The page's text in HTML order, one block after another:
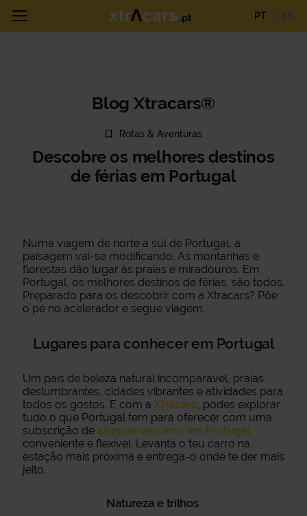
PT
Blog Xtracars®
Rotas & Aventuras
Descobre os melhores destinos
de férias em Portugal
Numa viagem de norte a sul de Portugal, a
paisagem vai-se modificando. As montanhas e
florestas dão lugar às praias e miradouros. Em
Portugal, os melhores destinos de férias, são todos.
Preparado para os descobrir com a Xtracars? Põe
o pé no acelerador e segue viagem.
Lugares para conhecer em Portugal
Um país de beleza natural incomparável, praias
deslumbrantes, cidades vibrantes e atividades para
todos os gostos. E com a Xtracars, podes explorar
tudo o que Portugal tem para oferecer com uma
subscrição de aluguer de carro em Portugal
conveniente e flexível. Levanta o teu carro na
estação mais próxima e entrega-o onde te der mais
jeito.
Natureza e trilhos